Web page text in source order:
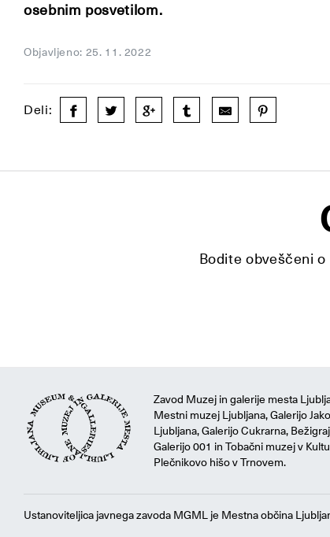
osebnim posvetilom.
Objavljeno: 25. 11. 2022
Deli:
Bodite obveščeni
Zavod Muzej in galerije mesta
Mestni muzej Ljubljana, Galerijo
Ljubljana, Galerijo Cukrarna,
Galerijo 001 in Tobačni muzej v
Plečnikovo hišo v Trnovem.
Ustanoviteljica javnega zavoda MGML je Mestna občina